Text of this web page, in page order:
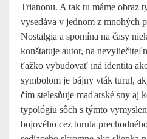
Trianonu. A tak tu máme obraz
vysedáva v jednom z mnohých
Nostalgia a spomína na časy
konštatuje autor, na
ťažko vybudovať iná identita
symbolom je bájny vták turul,
čím stelesňuje maďarské sny aj
typológiu sôch s týmto
bojového cez turula